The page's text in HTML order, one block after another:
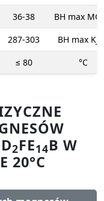
36-38
BH max
287-303
BH max
≤ 80 °C
2FE14B W
20°C